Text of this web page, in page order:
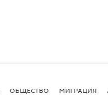
ОБЩЕСТВО МИГРАЦИЯ